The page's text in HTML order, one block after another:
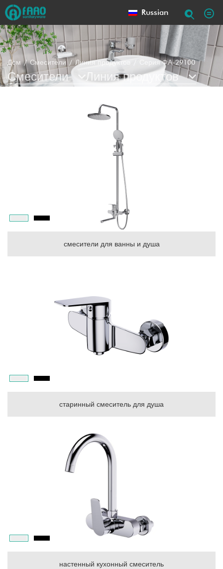
Russian
Дом Смесители Линия продуктов Серия ФА-29100
Смесители Линия продуктов
смесители для ванны и душа
старинный смеситель для душа
настенный кухонный смеситель